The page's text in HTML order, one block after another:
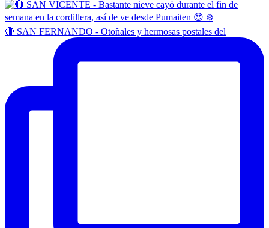
🔴 SAN FERNANDO - Otoñales y hermosas postales del